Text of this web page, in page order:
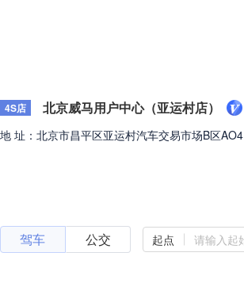
4S店 北京威马用户中心（亚运村店）
地 址：北京市昌平区亚运村汽车交易市场B区AO4
驾车 公交 起点